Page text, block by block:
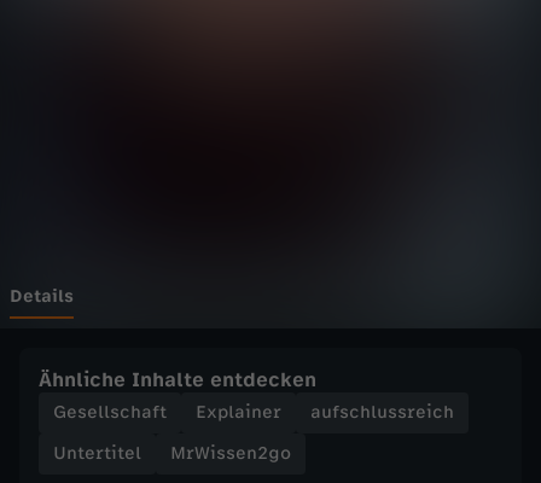
A
e
Details
Ähnliche Inhalte entdecken
Gesellschaft Explainer
aufschlussreich
Untertitel
MrWissen2go